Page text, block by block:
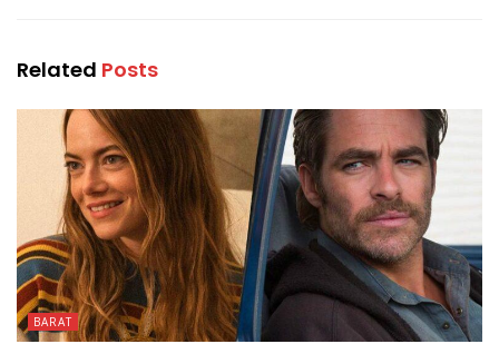
Related Posts
BARAT